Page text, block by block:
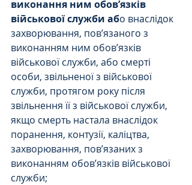
виконання ним обов’язків
військової служби або внаслідок
захворювання, пов’язаного з
виконанням ним обов’язків
військової служби, або смерті
особи, звільненої з військової
служби, протягом року після
звільнення її з військової служби,
якщо смерть настала внаслідок
поранення, контузії, каліцтва,
захворювання, пов’язаних з
виконанням обов’язків військової
служби;